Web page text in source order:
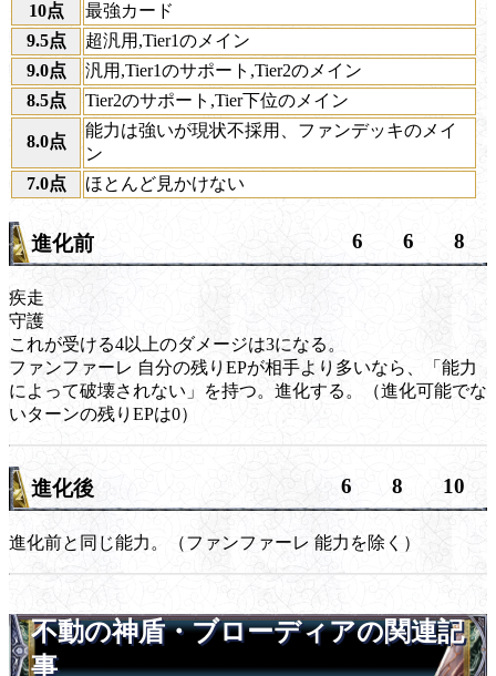
10点
最強カード
9.5点
超汎用,Tier1のメイン
9.0点
汎用,Tier1のサポート,Tier2のメイン
8.5点
Tier2のサポート,Tier下位のメイン
8.0点
能力は強いが現状不採用、ファンデッキのメイ
ン
7.0点
ほとんど見かけない
進化前 6 6 8
疾走
守護
これが受ける4以上のダメージは3になる。
ファンファーレ 自分の残りEPが相手より多いなら、「能力
によって破壊されない」を持つ。進化する。（進化可能でな
いターンの残りEPは0）
進化後 6 8 10
進化前と同じ能力。（ファンファーレ 能力を除く）
不動の神盾・ブローディアの関連記
事